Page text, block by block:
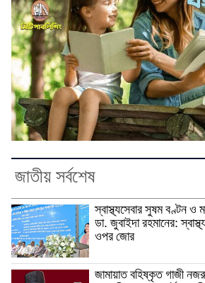
জাতীয় সর্বশেষ
স্বাস্থ্যসেবার সুষম বণ্টন ও
ডা. জুবাইদা রহমানের:
ওপর জোর
জামায়াত বহিষ্কৃত গাজী